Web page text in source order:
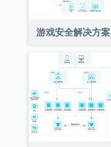
游戏安全解决方案